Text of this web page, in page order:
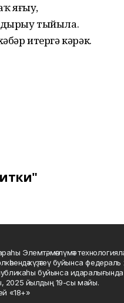
яғыу,
тыйыла.
итергә кәрәк.
Элемтә, мәғлүмәт
күҙәтеү буйынса федераль
буйынса идаралығында
2025 йылдың 19-сы майы.
«18+»